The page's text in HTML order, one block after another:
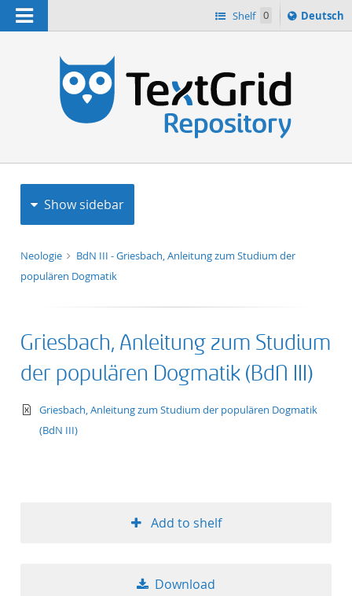
Navigation Shelf 0
Sprache
ï¿½ndern
Deutsch
Show sidebar
Neologie
BdN III - Griesbach, Anleitung zum Studium der
populären Dogmatik
Griesbach, Anleitung zum Studium
der populären Dogmatik (BdN III)
text/xml
Griesbach, Anleitung zum Studium der populären Dogmatik
(BdN III)
Add to shelf
Download